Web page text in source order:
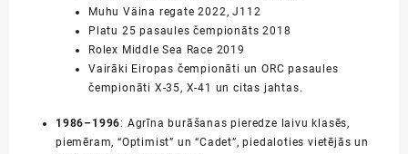
Muhu Väina regate 2022, J112
Platu 25 pasaules čempionāts 2018
Rolex Middle Sea Race 2019
Vairāki Eiropas čempionāti un ORC pasaules
čempionāti X-35, X-41 un citas jahtas.
1986–1996: Agrīna burāšanas pieredze laivu klasēs,
piemēram, “Optimist” un “Cadet”, piedaloties vietējās un